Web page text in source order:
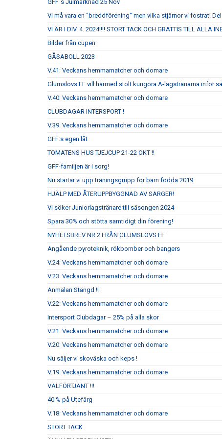
GFF´s Julmarknad 25 Nov
Vi må vara en "breddförening" men vilka stjärnor vi fostrat! Del
VI ÄR I DIV. 4. 2024!!!! STORT TACK OCH GRATTIS TILL ALLA
Bilder från cupen
GÅSABOLL 2023
V.41: Veckans hemmamatcher och domare
Glumslövs FF vill härmed stolt kungöra A-lagstränarna inför
V.40: Veckans hemmamatcher och domare
CLUBDAGAR INTERSPORT !
V.39: Veckans hemmamatcher och domare
GFF:s egen låt
TOMATENS HUS TJEJCUP 21-22 OKT !!
GFF-familjen är i sorg!
Nu startar vi upp träningsgrupp för barn födda 2019
HJÄLP MED ÅTERUPPBYGGNAD AV SARGER!
Vi söker Juniorlagstränare till säsongen 2024
Spara 30% och stötta samtidigt din förening!
NYHETSBREV NR 2 FRÅN GLUMSLÖVS FF
Angående pyroteknik, rökbomber och bangers
V.24: Veckans hemmamatcher och domare
V.23: Veckans hemmamatcher och domare
Anmälan Stängd !!
V.22: Veckans hemmamatcher och domare
Intersport Clubdagar – 25% på alla skor
V.21: Veckans hemmamatcher och domare
V.20: Veckans hemmamatcher och domare
Nu säljer vi skoväska och keps !
V.19: Veckans hemmamatcher och domare
VÄLFÖRTJÄNT !!!
40 % på Utefärg
V.18: Veckans hemmamatcher och domare
STORT TACK